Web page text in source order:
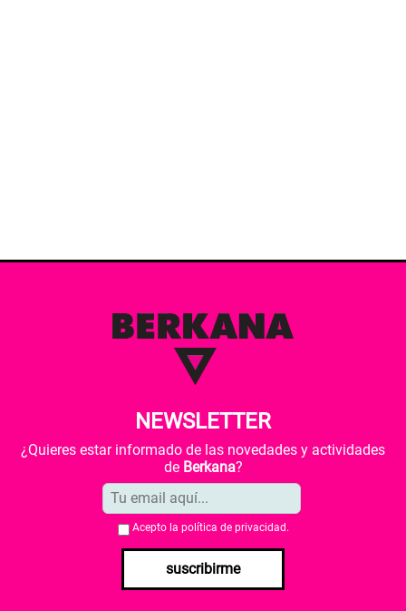
NEWSLETTER
¿Quieres estar informado de las novedades y actividades
de Berkana?
Acepto la política de privacidad .
suscribirme